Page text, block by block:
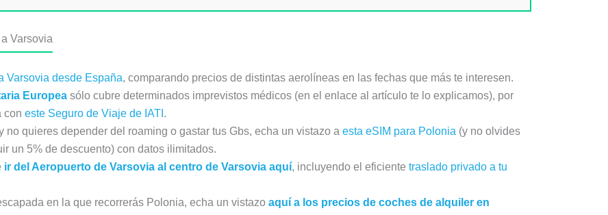
Varsovia
Varsovia desde España, comparando precios de distintas aerolíneas en las fechas que más te interesen.
Europea sólo cubre determinados imprevistos médicos (en el enlace al artículo te lo explicamos), por
con este Seguro de Viaje de IATI .
no quieres depender del roaming o gastar tus Gbs, echa un vistazo a esta eSIM para Polonia (y no olvides
un 5% de descuento) con datos ilimitados.
ir del Aeropuerto de Varsovia al centro de Varsovia aquí, incluyendo el eficiente traslado privado a tu
en la que recorrerás Polonia, echa un vistazo aquí a los precios de coches de alquiler en